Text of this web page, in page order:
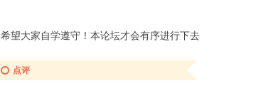
希望大家自学遵守！本论坛才会有序进行下去
点评